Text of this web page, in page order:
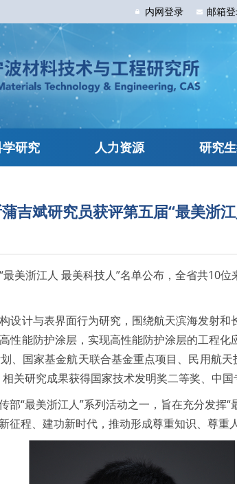
内网登录 邮箱
研究 人力资源 研究
吉斌研究员获评第五届“最美浙
浙江人 最美科技人”名单公布，全省共10
计与表界面行为研究，围绕航天滨海发射和
性能防护涂层，实现高性能防护涂层的工程
国家基金航天联合基金重点项目、民用航
关研究成果获得国家技术发明奖二等奖、中
最美浙江人”系列活动之一，旨在充分发挥“
程、建功新时代，推动形成尊重知识、尊重